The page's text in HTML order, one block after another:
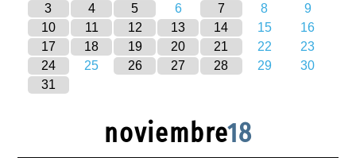
3
4 5 6 7 8
9
10
11 12 13 14 15
16
17
18 19 20 21 22
23
24
25 26 27 28 29
30
31
noviembre18